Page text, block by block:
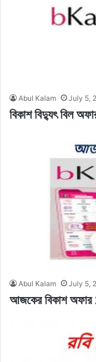
Abul Kalam July 5,
বিকাশ বিদ্যুৎ বিল
Abul Kalam July 5,
আজকের বিকাশ